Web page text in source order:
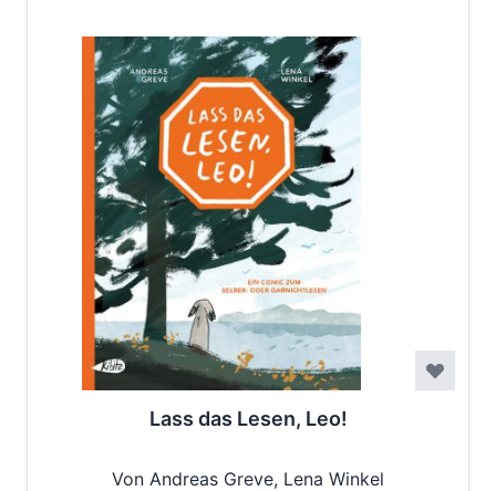
Lass das Lesen, Leo!
Von Andreas Greve, Lena Winkel